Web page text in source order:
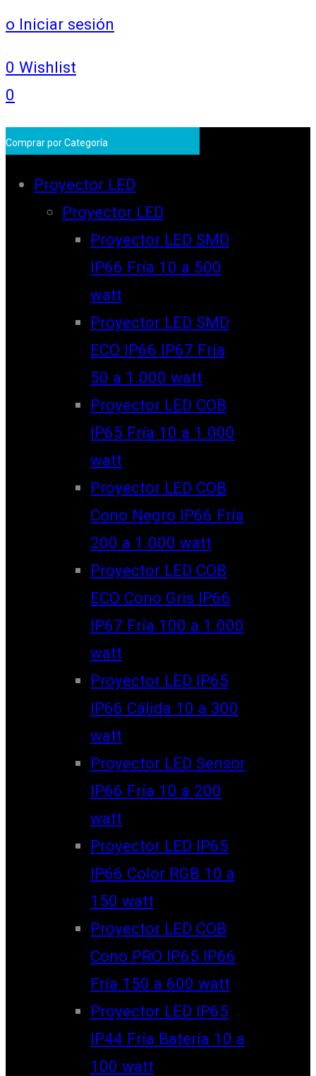
o Iniciar sesión
0 Wishlist
0
Comprar por Categoría
Proyector LED
Proyector LED
Proyector LED SMD
IP66 Fría 10 a 500
watt
Proyector LED SMD
ECO IP66 IP67 Fría
50 a 1.000 watt
Proyector LED COB
IP65 Fría 10 a 1.000
watt
Proyector LED COB
Cono Negro IP66 Fría
200 a 1.000 watt
Proyector LED COB
ECO Cono Gris IP66
IP67 Fría 100 a 1.000
watt
Proyector LED IP65
IP66 Cálida 10 a 300
watt
Proyector LED Sensor
IP66 Fría 10 a 200
watt
Proyector LED IP65
IP66 Color RGB 10 a
150 watt
Proyector LED COB
Cono PRO IP65 IP66
Fría 150 a 600 watt
Proyector LED IP65
IP44 Fría Batería 10 a
100 watt